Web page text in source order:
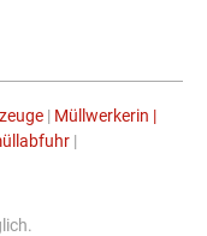
| Müllwerkerin |
|